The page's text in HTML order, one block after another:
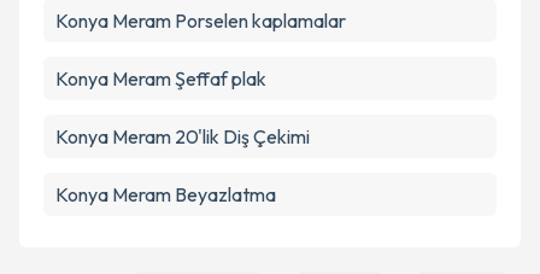
Konya Meram Porselen kaplamalar
Konya Meram Şeffaf plak
Konya Meram 20'lik Diş Çekimi
Konya Meram Beyazlatma